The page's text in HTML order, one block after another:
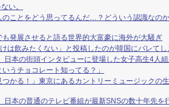
い。
ことをどう思ってるんだ…？どういう認識なの
発展させると語る世界的大富豪に海外が大騒ぎ
は飲みたくない」と投稿したのが韓国にバレて
本の街頭インタビューに登場した女子高生4人
うチョコレート知ってる？」
かる！」東京にあるカントリーミュージックの
本の普通のテレビ番組が最新SNSの数十年先を